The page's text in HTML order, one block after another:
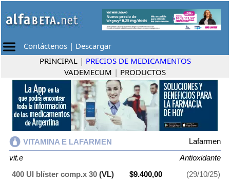
Contáctenos | Descargar
PRINCIPAL | PRECIOS DE MEDICAMENTOS
VADEMECUM | PRODUCTOS
VITAMINA E LAFARMEN
Lafarmen
vit.e
Antioxidante
400 UI blíster comp.x 30 (VL) $9.400,00
(29/10/25)